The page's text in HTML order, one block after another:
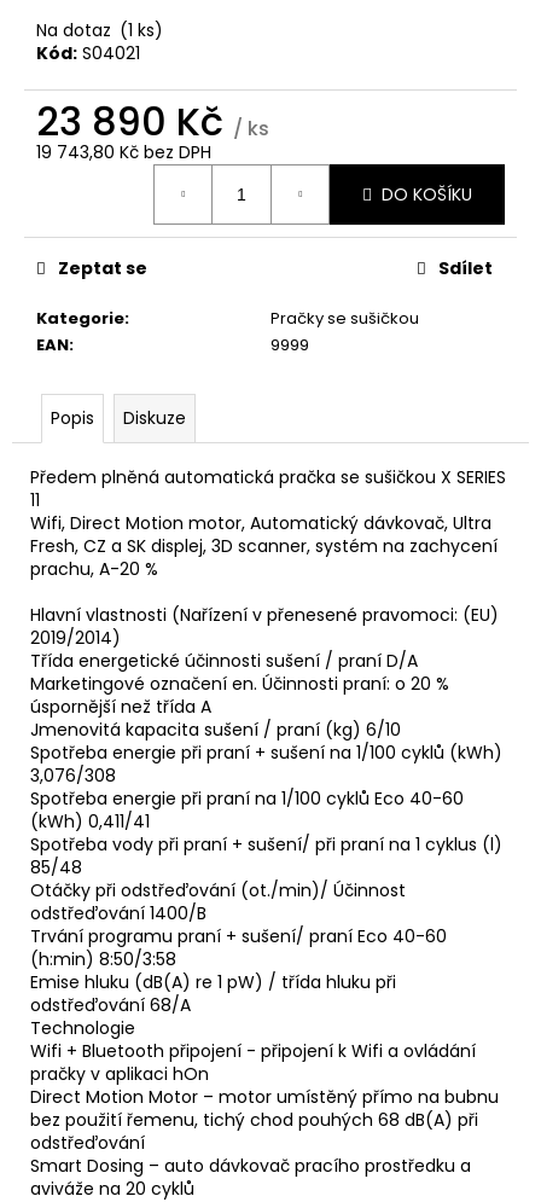
Na dotaz (1 ks)
Kód: S04021
23 890 Kč / ks
19 743,80 Kč bez DPH
DO KOŠÍKU
Kategorie:
Pračky se sušičkou
EAN: 9999
Zeptat se Sdílet
Popis Diskuze
Předem plněná automatická pračka se sušičkou X SERIES
11
Wifi, Direct Motion motor, Automatický dávkovač, Ultra
Fresh, CZ a SK displej, 3D scanner, systém na zachycení
prachu, A-20 %
Hlavní vlastnosti (Nařízení v přenesené pravomoci: (EU)
2019/2014)
Třída energetické účinnosti sušení / praní D/A
Marketingové označení en. Účinnosti praní: o 20 %
úspornější než třída A
Jmenovitá kapacita sušení / praní (kg) 6/10
Spotřeba energie při praní + sušení na 1/100 cyklů (kWh)
3,076/308
Spotřeba energie při praní na 1/100 cyklů Eco 40-60
(kWh) 0,411/41
Spotřeba vody při praní + sušení/ při praní na 1 cyklus (l)
85/48
Otáčky při odstřeďování (ot./min)/ Účinnost
odstřeďování 1400/B
Trvání programu praní + sušení/ praní Eco 40-60
(h:min) 8:50/3:58
Emise hluku (dB(A) re 1 pW) / třída hluku při
odstřeďování 68/A
Technologie
Wifi + Bluetooth připojení - připojení k Wifi a ovládání
pračky v aplikaci hOn
Direct Motion Motor – motor umístěný přímo na bubnu
bez použití řemenu, tichý chod pouhých 68 dB(A) při
odstřeďování
Smart Dosing – auto dávkovač pracího prostředku a
aviváže na 20 cyklů
u
e
m
e
12
Kč